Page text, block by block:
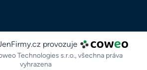
provozuje
Technologies s.r.o.,všechna práva
vyhrazena